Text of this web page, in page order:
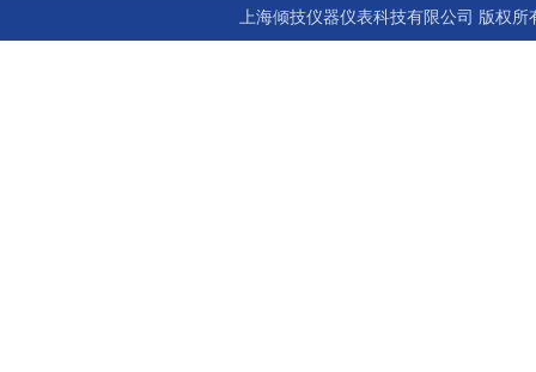
上海倾技仪器仪表科技有限公司 版权